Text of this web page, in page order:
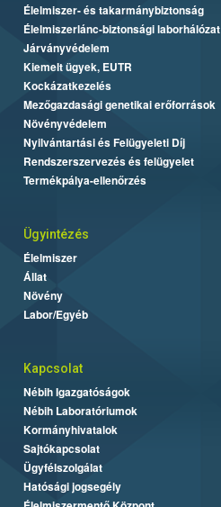
Élelmiszer- és takarmánybiztonság
Élelmiszerlánc-biztonsági laborhálózat
Járványvédelem
Kiemelt ügyek, EUTR
Kockázatkezelés
Mezőgazdasági genetikai erőforrások
Növényvédelem
Nyilvántartási és Felügyeleti Díj
Rendszerszervezés és felügyelet
Termékpálya-ellenőrzés
Ügyintézés
Élelmiszer
Állat
Növény
Labor/Egyéb
Kapcsolat
Nébih Igazgatóságok
Nébih Laboratóriumok
Kormányhivatalok
Sajtókapcsolat
Ügyfélszolgálat
Hatósági jogsegély